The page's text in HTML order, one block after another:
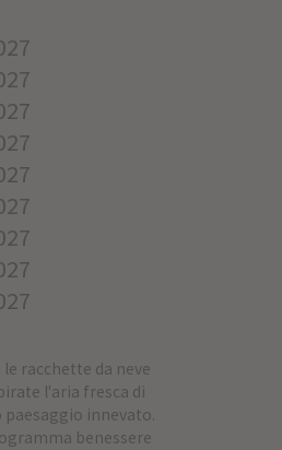
racchette da neve
l'aria fresca di
innevato.
benessere